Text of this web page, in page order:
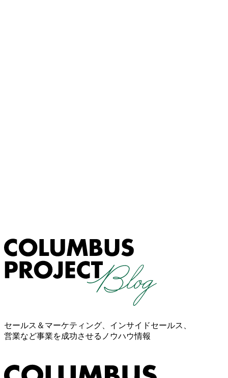
セールス＆マーケティング、インサイドセールス、
営業など事業を成功させるノウハウ情報